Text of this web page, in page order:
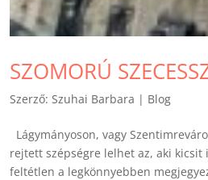
SZOMORÚ
Szerző:Szuhai Barbara | Blog
Lágymányoson, vagy
rejtett szépségre lelhet az, aki kicsit
feltétlen a legkönnyebben